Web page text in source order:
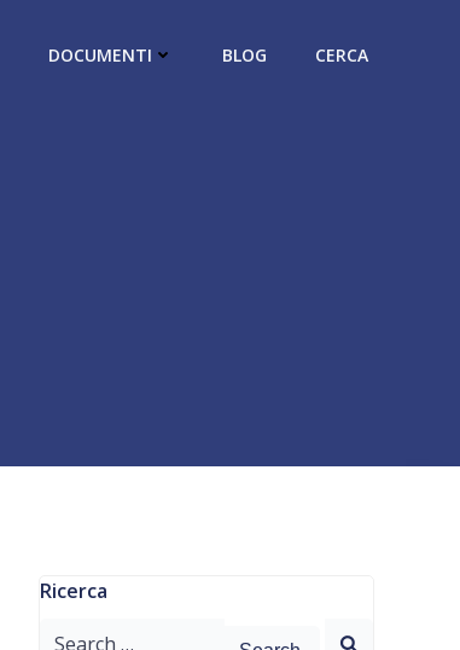
DOCUMENTI BLOG CERCA
Ricerca
Search